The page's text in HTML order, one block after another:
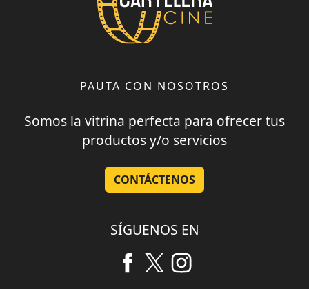
PAUTA CON NOSOTROS
Somos la vitrina perfecta para ofrecer tus
productos y/o servicios
CONTÁCTENOS
SÍGUENOS EN